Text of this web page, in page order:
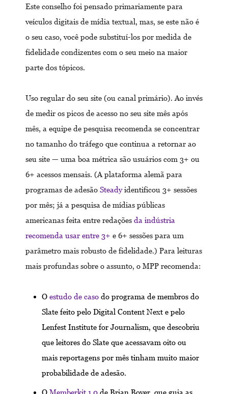
Este conselho foi pensado primariamente para
veículos digitais de mídia textual, mas, se este não é
o seu caso, você pode substituí-los por medida de
fidelidade condizentes com o seu meio na maior
parte dos tópicos.
Uso regular do seu site (ou canal primário). Ao invés
de medir os picos de acesso no seu site mês após
mês, a equipe de pesquisa recomenda se concentrar
no tamanho do tráfego que continua a retornar ao
seu site — uma boa métrica são usuários com 3+ ou
6+ acessos mensais. (A plataforma alemã para
programas de adesão Steadyidentificou 3+ sessões
por mês; já a pesquisa de mídias públicas
americanas feita entre redações da indústria
recomenda usar entre 3+ e 6+ sessões para um
parâmetro mais robusto de fidelidade.) Para leituras
mais profundas sobre o assunto, o MPP recomenda:
O estudo de caso do programa de membros do
Slate feito pelo Digital Content Next e pelo
Lenfest Institute for Journalism, que descobriu
que leitores do Slate que acessavam oito ou
mais reportagens por mês tinham muito maior
probabilidade de adesão.
O Memberkit 1.0 de Brian Boyer, que guia as